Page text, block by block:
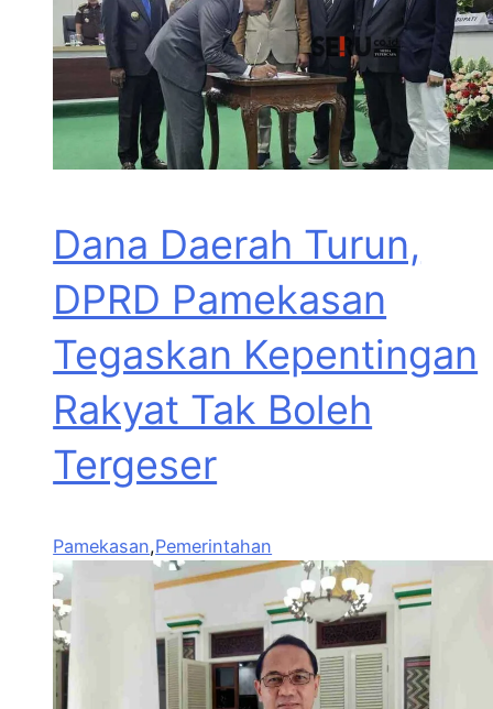
Dana Daerah Turun,
DPRD Pamekasan
Tegaskan Kepentingan
Rakyat Tak Boleh
Tergeser
Pamekasan,Pemerintahan